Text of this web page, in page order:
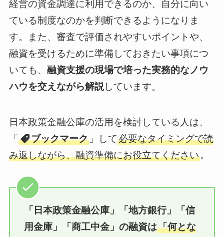
経営の資金調達に利用できるのか、自分に向い
ている制度なのかを判断できるようになりま
す。また、審査で評価されやすいポイントや、
融資を受けるために準備しておきたい事項につ
いても、 融資支援の現場で培った実務的なノウ
ハウを交えながら解説しています。
日本政策金融公庫の活用を検討している人は、
「
ブックマーク」して必要なタイミングで読
み返しながら、融資準備にお役立てください。
「日本政策金融公庫」「地方銀行」「信
用金庫」
「商工中金」の融資は「何とな